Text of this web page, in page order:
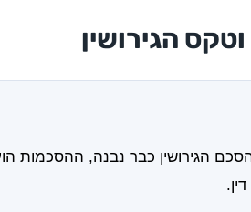
הגירושין
הגירושין כבר נבנה, ההסכמות